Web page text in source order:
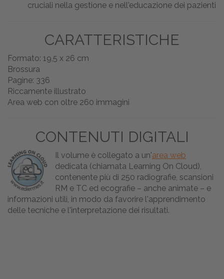
cruciali nella gestione e nell'educazione dei pazienti
CARATTERISTICHE
Formato: 19,5 x 26 cm
Brossura
Pagine: 336
Riccamente illustrato
Area web con oltre 260 immagini
CONTENUTI DIGITALI
Il volume è collegato a un'area web
dedicata (chiamata Learning On Cloud),
contenente più di 250 radiografie, scansioni
RM e TC ed ecografie – anche animate – e
informazioni utili, in modo da favorire l'apprendimento
delle tecniche e l'interpretazione dei risultati.